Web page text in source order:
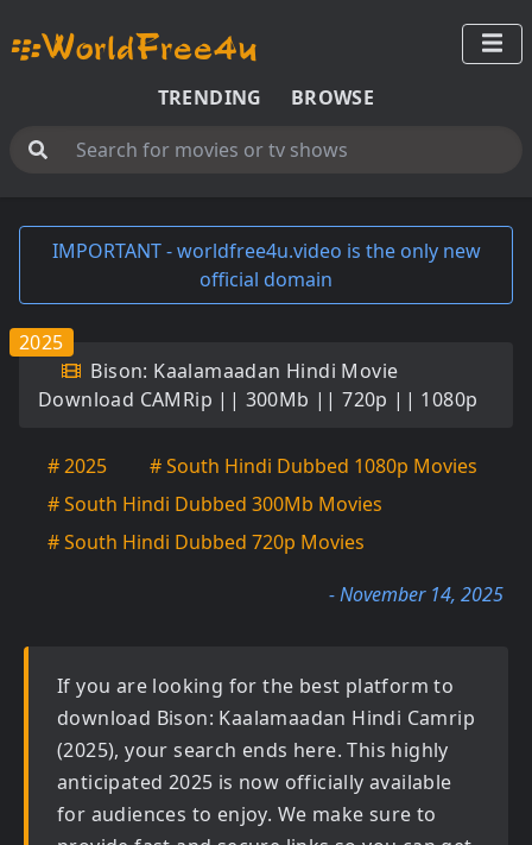
TRENDING BROWSE
IMPORTANT - worldfree4u.video is the only new
official domain
Bison: Kaalamaadan Hindi Movie
Download CAMRip || 300Mb || 720p || 1080p
2025
# 2025
# South Hindi Dubbed 1080p Movies
# South Hindi Dubbed 300Mb Movies
# South Hindi Dubbed 720p Movies
- November 14, 2025
If you are looking for the best platform to
download Bison: Kaalamaadan Hindi Camrip
(2025), your search ends here. This highly
anticipated 2025 is now officially available
for audiences to enjoy. We make sure to